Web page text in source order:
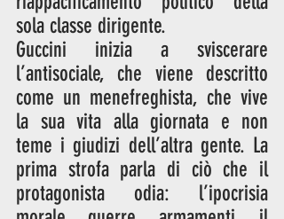
sola classe dirigente.
Guccini inizia a sviscerare
l’antisociale, che viene descritto
come un menefreghista, che vive
la sua vita alla giornata e non
teme i giudizi dell’altra gente. La
prima strofa parla di ciò che il
protagonista odia: l’ipocrisia